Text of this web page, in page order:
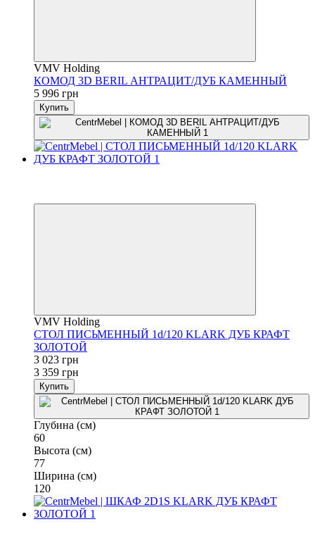
VMV Holding
КОМОД 3D BERIL АНТРАЦИТ/ДУБ КАМЕННЫЙ
5 996 грн
Купить
VMV Holding
СТОЛ ПИСЬМЕННЫЙ 1d/120 KLARK ДУБ КРАФТ
ЗОЛОТОЙ
3 023 грн
3 359 грн
Купить
Глубина (см)
60
Высота (см)
77
Ширина (см)
120